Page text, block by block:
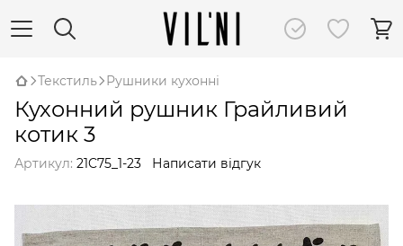
Текстиль Рушники кухонні
Кухонний рушник Грайливий
котик 3
Артикул: 21C75_1-23 Написати відгук